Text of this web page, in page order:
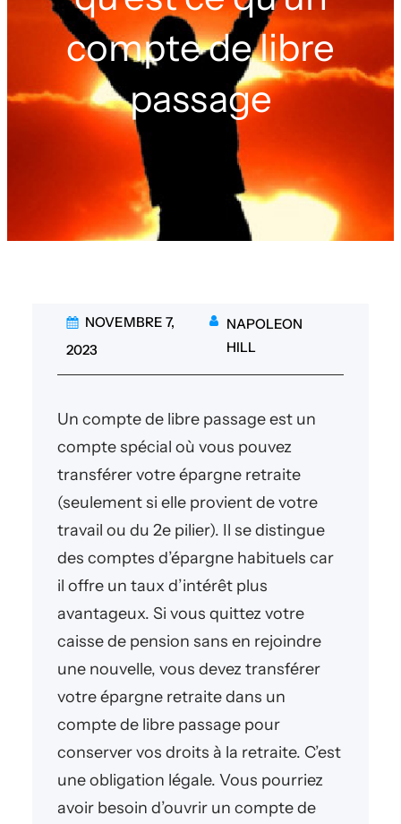
compte de libre
passage
NOVEMBRE 7,
2023
NAPOLEON
HILL
Un compte de libre passage est un
compte spécial où vous pouvez
transférer votre épargne retraite
(seulement si elle provient de votre
travail ou du 2e pilier). Il se distingue
des comptes d’épargne habituels car
il offre un taux d’intérêt plus
avantageux. Si vous quittez votre
caisse de pension sans en rejoindre
une nouvelle, vous devez transférer
votre épargne retraite dans un
compte de libre passage pour
conserver vos droits à la retraite. C’est
une obligation légale. Vous pourriez
avoir besoin d’ouvrir un compte de